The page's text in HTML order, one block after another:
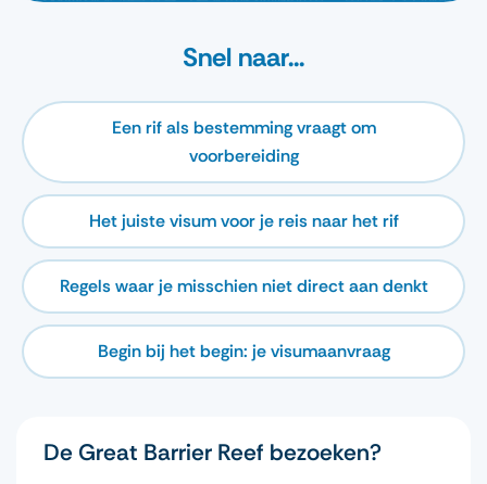
Snel naar...
Een rif als bestemming vraagt om
voorbereiding
Het juiste visum voor je reis naar het rif
Regels waar je misschien niet direct aan denkt
Begin bij het begin: je visumaanvraag
De Great Barrier Reef bezoeken?